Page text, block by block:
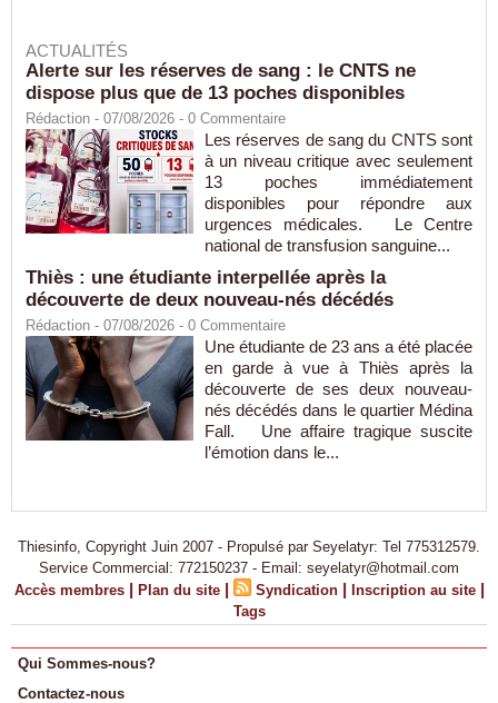
ACTUALITÉS
Alerte sur les réserves de sang : le CNTS ne
dispose plus que de 13 poches disponibles
Rédaction - 07/08/2026 - 0 Commentaire
Les réserves de sang du CNTS sont
à un niveau critique avec seulement
13 poches immédiatement
disponibles pour répondre aux
urgences médicales. Le Centre
national de transfusion sanguine...
Thiès : une étudiante interpellée après la
découverte de deux nouveau-nés décédés
Rédaction - 07/08/2026 - 0 Commentaire
Une étudiante de 23 ans a été placée
en garde à vue à Thiès après la
découverte de ses deux nouveau-
nés décédés dans le quartier Médina
Fall. Une affaire tragique suscite
l’émotion dans le...
Thiesinfo, Copyright Juin 2007 - Propulsé par Seyelatyr: Tel 775312579.
Service Commercial: 772150237 - Email: seyelatyr@hotmail.com
Accès membres | Plan du site | Syndication | Inscription au site |
Tags
Qui Sommes-nous?
Contactez-nous